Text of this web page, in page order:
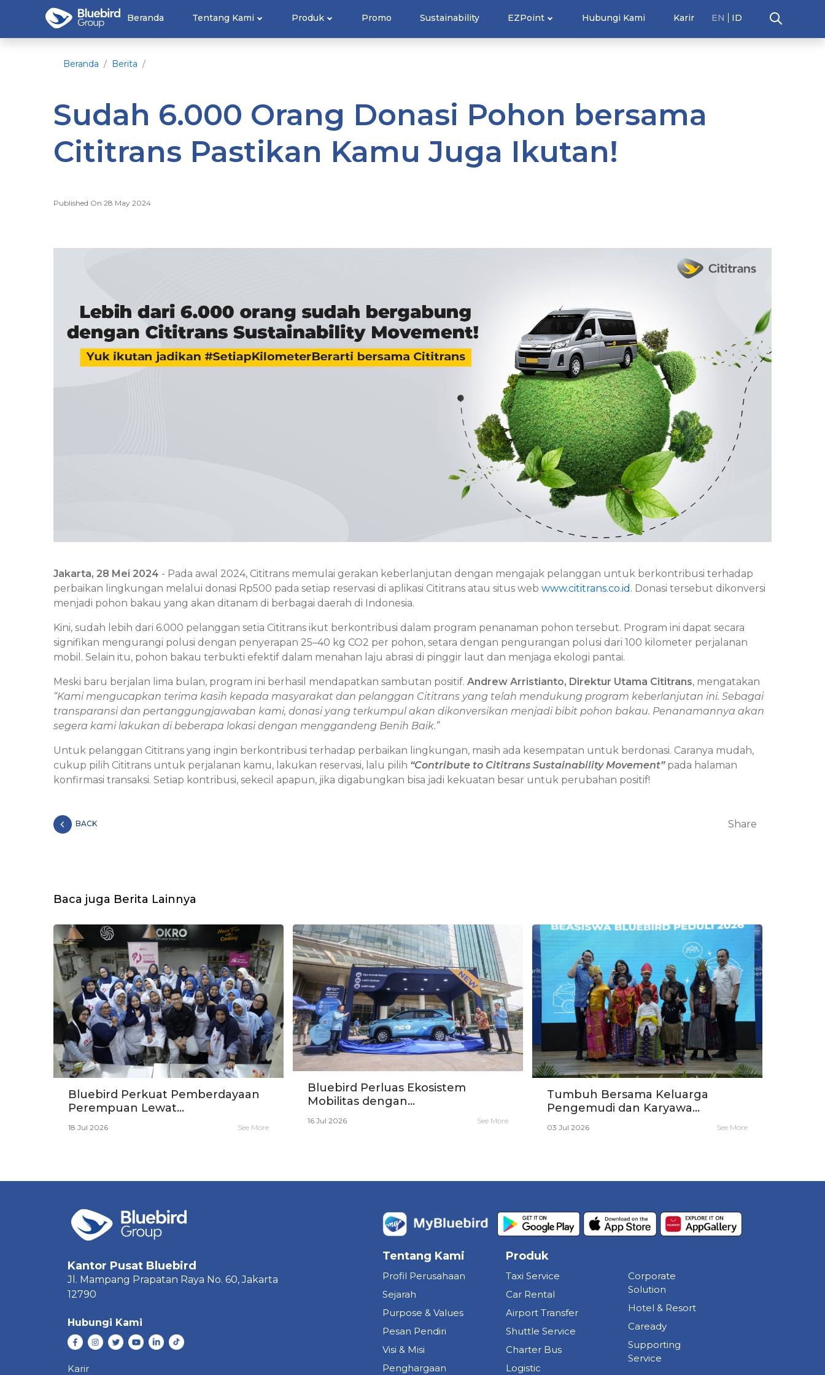
EN ID
Beranda Tentang Kami Produk Promo Sustainability EZPoint Hubungi Kami Karir
Beranda Berita
Sudah 6.000 Orang Donasi Pohon bersama
Cititrans Pastikan Kamu Juga Ikutan!
Published On 28 May 2024
Jakarta, 28 Mei 2024 - Pada awal 2024, Cititrans memulai gerakan keberlanjutan dengan mengajak pelanggan untuk berkontribusi terhadap
perbaikan lingkungan melalui donasi Rp500 pada setiap reservasi di aplikasi Cititrans atau situs web www.cititrans.co.id . Donasi tersebut dikonversi
menjadi pohon bakau yang akan ditanam di berbagai daerah di Indonesia.
Kini, sudah lebih dari 6.000 pelanggan setia Cititrans ikut berkontribusi dalam program penanaman pohon tersebut. Program ini dapat secara
signifikan mengurangi polusi dengan penyerapan 25–40 kg CO2 per pohon, setara dengan pengurangan polusi dari 100 kilometer perjalanan
mobil. Selain itu, pohon bakau terbukti efektif dalam menahan laju abrasi di pinggir laut dan menjaga ekologi pantai.
Meski baru berjalan lima bulan, program ini berhasil mendapatkan sambutan positif. Andrew Arristianto, Direktur Utama Cititrans, mengatakan
“Kami mengucapkan terima kasih kepada masyarakat dan pelanggan Cititrans yang telah mendukung program keberlanjutan ini. Sebagai
transparansi dan pertanggungjawaban kami, donasi yang terkumpul akan dikonversikan menjadi bibit pohon bakau. Penanamannya akan
segera kami lakukan di beberapa lokasi dengan menggandeng Benih Baik.”
Untuk pelanggan Cititrans yang ingin berkontribusi terhadap perbaikan lingkungan, masih ada kesempatan untuk berdonasi. Caranya mudah,
cukup pilih Cititrans untuk perjalanan kamu, lakukan reservasi, lalu pilih “Contribute to Cititrans Sustainability Movement” pada halaman
konfirmasi transaksi. Setiap kontribusi, sekecil apapun, jika digabungkan bisa jadi kekuatan besar untuk perubahan positif!
BACK Share
Baca juga Berita Lainnya
Bluebird Perkuat Pemberdayaan
Perempuan Lewat...
18 Jul 2026 See More
Bluebird Perluas Ekosistem
Mobilitas dengan...
16 Jul 2026 See More
Tumbuh Bersama Keluarga
Pengemudi dan Karyawa...
03 Jul 2026 See More
Kantor Pusat Bluebird
Jl. Mampang Prapatan Raya No. 60,Jakarta
12790
Hubungi Kami
Karir
Tentang Kami
Profil Perusahaan
Sejarah
Purpose & Values
Pesan Pendiri
Visi & Misi
Penghargaan
Produk
Taxi Service
Car Rental
Airport Transfer
Shuttle Service
Charter Bus
Logistic
Corporate
Solution
Hotel & Resort
Caready
Supporting
Service